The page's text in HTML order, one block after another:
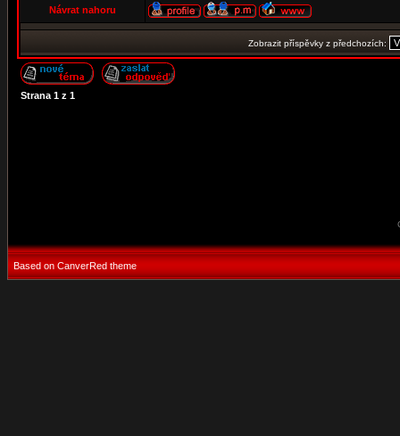
Návrat nahoru
Zobrazit příspěvky z předchozích:
Strana 1 z 1
Based on CanverRed theme